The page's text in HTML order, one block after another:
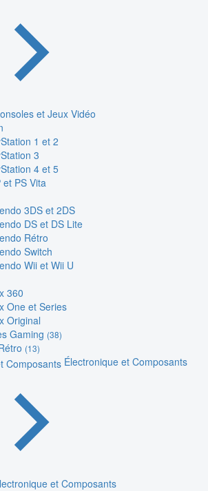
et Jeux Vidéo
1 et 2
3
4 et 5
et PS Vita
3DS et 2DS
DS et DS Lite
Rétro
Switch
Wii et Wii U
360
One et Series
Original
Gaming (38)
(13)
Électronique et Composants
et Composants